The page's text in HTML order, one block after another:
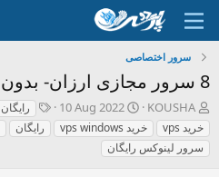
سرور اختصاصی
8 سرور مجازی ارزان- بدون کسر کیفیت
ش
ر
و
ع
KOUSHA
ت
ا
ر
ی
10 Aug 2022
ب
ر
چ
host رایگان
خريد vps
خرید vps windows رایگان
سرور لینوکس رایگان